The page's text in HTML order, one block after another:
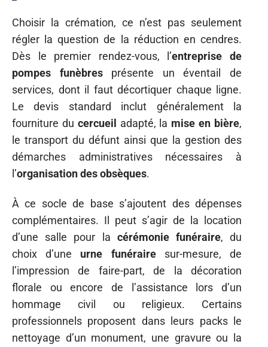
Choisir la crémation, ce n’est pas seulement
régler la question de la réduction en cendres.
Dès le premier rendez-vous, l’entreprise de
pompes funèbresprésente un éventail de
services, dont il faut décortiquer chaque ligne.
Le devis standard inclut généralement la
fourniture du cercueil adapté, la mise en bière,
le transport du défunt ainsi que la gestion des
démarches administratives nécessaires à
l’organisation des obsèques.
À ce socle de base s’ajoutent des dépenses
complémentaires. Il peut s’agir de la location
d’une salle pour la cérémonie funéraire, du
choix d’une urne funérairesur-mesure, de
l’impression de faire-part, de la décoration
florale ou encore de l’assistance lors d’un
hommage civil ou religieux. Certains
professionnels proposent dans leurs packs le
nettoyage d’un monument, une gravure ou la